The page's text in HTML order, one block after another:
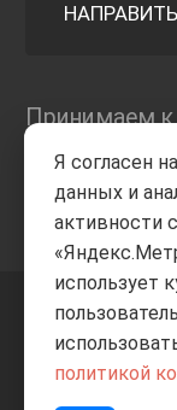
Принимаем к
+7 8332
Я согласен
данных и
активности
использует
политикой